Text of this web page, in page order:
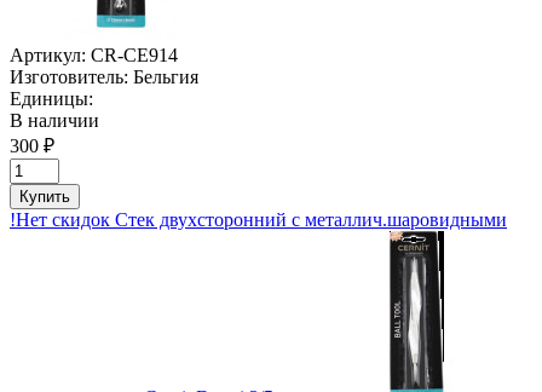
Артикул: CR-CE914
Изготовитель: Бельгия
Единицы:
В наличии
300 ₽
Купить
!Нет скидок Стек двухсторонний с металлич.шаровидными